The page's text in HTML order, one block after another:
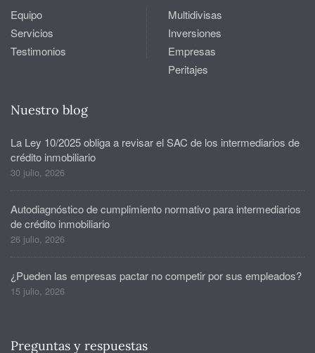
Equipo
Servicios
Testimonios
Multidivisas
Inversiones
Empresas
Peritajes
Nuestro blog
La Ley 10/2025 obliga a revisar el SAC de los intermediarios de
crédito inmobiliario
30 julio, 2026
Autodiagnóstico de cumplimiento normativo para intermediarios
de crédito inmobiliario
26 julio, 2026
¿Pueden las empresas pactar no competir por sus empleados?
15 julio, 2026
Preguntas y respuestas